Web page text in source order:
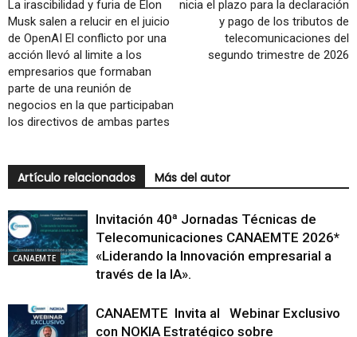
La irascibilidad y furia de Elon
Musk salen a relucir en el juicio
de OpenAI El conflicto por una
acción llevó al limite a los
empresarios que formaban
parte de una reunión de
negocios en la que participaban
los directivos de ambas partes
nicia el plazo para la declaración
y pago de los tributos de
telecomunicaciones del
segundo trimestre de 2026
Artículo relacionados Más del autor
CANAEMTE
Invitación 40ª Jornadas Técnicas de
Telecomunicaciones CANAEMTE 2026*
«Liderando la Innovación empresarial a
través de la IA».
CANAEMTE Invita al Webinar Exclusivo
con NOKIA Estratégico sobre